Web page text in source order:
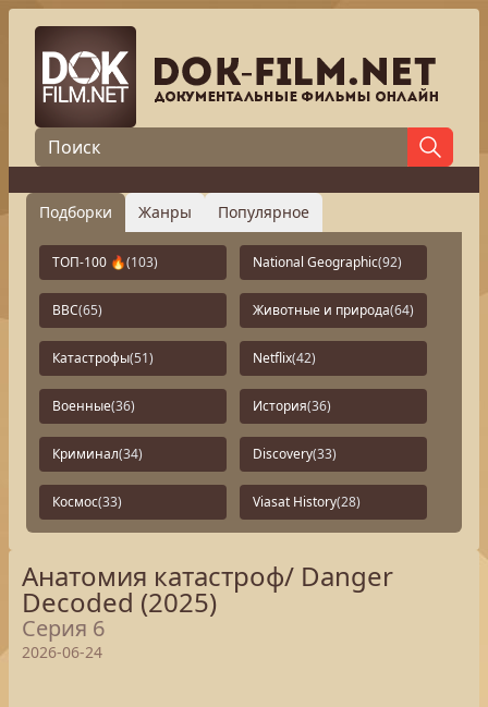
Подборки Жанры Популярное
ТОП-100 🔥(103) National Geographic(92)
BBC(65) Животные и природа(64)
Катастрофы(51) Netflix(42)
Военные(36) История(36)
Криминал(34) Discovery(33)
Космос(33) Viasat History(28)
Анатомия катастроф/ Danger
Decoded (2025)
Серия 6
2026-06-24